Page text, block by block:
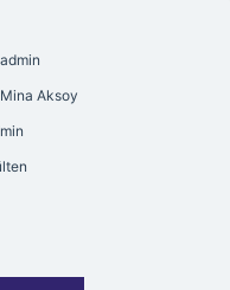
admin
Mina Aksoy